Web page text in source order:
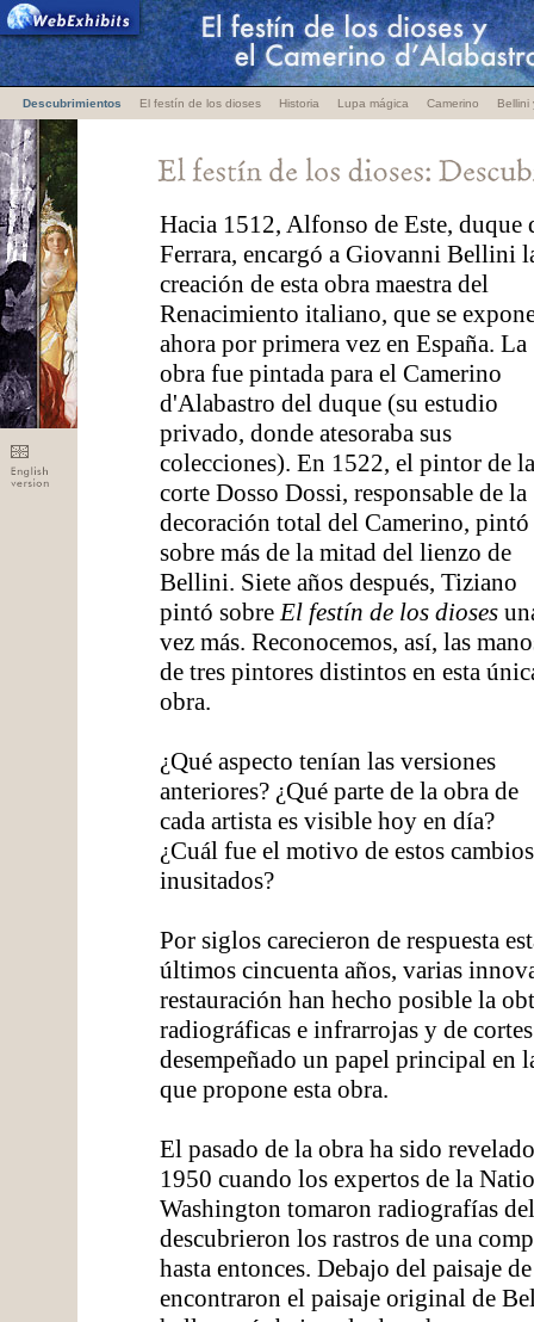
Descubrimientos El festín de los dioses Historia Lupa mágica Camerino Bellini
Hacia 1512, Alfonso de Este, duque
Ferrara, encargó a Giovanni Bellini
creación de esta obra maestra del
Renacimiento italiano, que se
ahora por primera vez en España. La
obra fue pintada para el Camerino
d'Alabastro del duque (su estudio
privado, donde atesoraba sus
colecciones). En 1522, el pintor de la
corte Dosso Dossi, responsable de la
decoración total del Camerino, pintó
sobre más de la mitad del lienzo de
Bellini. Siete años después, Tiziano
pintó sobreEl festín de los dioses
vez más. Reconocemos, así, las
de tres pintores distintos en esta
obra.
¿Qué aspecto tenían las versiones
anteriores? ¿Qué parte de la obra de
cada artista es visible hoy en día?
¿Cuál fue el motivo de estos cambios
inusitados?
Por siglos carecieron de respuesta
últimos cincuenta años, varias
restauración han hecho posible la
radiográficas e infrarrojas y de
desempeñado un papel principal en
que propone esta obra.
El pasado de la obra ha sido
1950 cuando los expertos de la
Washington tomaron radiografías
descubrieron los rastros de una
hasta entonces. Debajo del paisaje
encontraron el paisaje original de